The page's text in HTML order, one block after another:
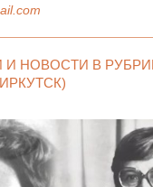
И НОВОСТИ В